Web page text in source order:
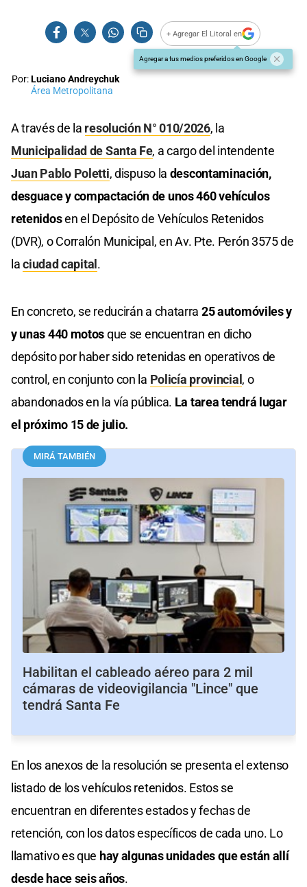
+ Agregar El Litoral en
Agregar a tus medios preferidos en Google
Por:Luciano Andreychuk
Área Metropolitana
A través de la resolución N° 010/2026, la
Municipalidad de Santa Fe, a cargo del intendente
Juan Pablo Poletti, dispuso la descontaminación,
desguace y compactación de unos 460 vehículos
retenidosen el Depósito de Vehículos Retenidos
(DVR), o Corralón Municipal, en Av. Pte. Perón 3575 de
laciudad capital .
En concreto, se reducirán a chatarra 25 automóviles y
y unas 440 motosque se encuentran en dicho
depósito por haber sido retenidas en operativos de
control, en conjunto con la Policía provincial , o
abandonados en la vía pública. La tarea tendrá lugar
el próximo 15 de julio.
MIRÁ TAMBIÉN
Habilitan el cableado aéreo para 2 mil
cámaras de videovigilancia "Lince" que
tendrá Santa Fe
En los anexos de la resolución se presenta el extenso
listado de los vehículos retenidos. Estos se
encuentran en diferentes estados y fechas de
retención, con los datos específicos de cada uno. Lo
llamativo es que hay algunas unidades que están allí
desde hace seis años.